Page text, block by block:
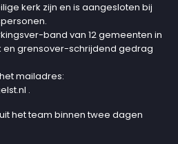
kerk zijn en is aangesloten bij
band van 12 gemeenten in
en grensover-schrijdend gedrag
mailadres:
.
het team binnen twee dagen